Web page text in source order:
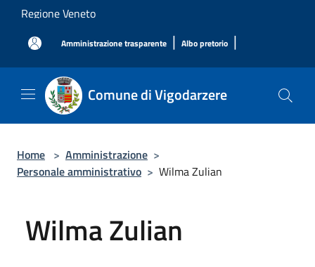
Salta al contenuto principale
Regione Veneto
Amministrazione trasparente | Albo pretorio |
Comune di Vigodarzere
Home > Amministrazione >
Personale amministrativo > Wilma Zulian
Wilma Zulian